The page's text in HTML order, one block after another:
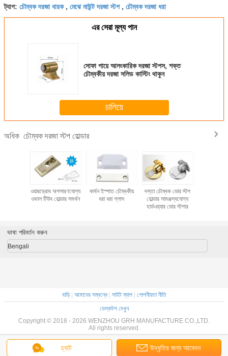
ট্যাগ: চৌম্বক দরজা ধারক, মেঝে মাউন্ট দরজা স্টপ, চৌম্বক দরজা ধরা
এর সেরা মূল্য পান
সোফা পায়ে আলংকারিক দরজা স্টপস, শক্ত
চৌম্বকীয় দরজা সলিড কাস্টিং থাকুন
চালিয়ে
অধিক চৌম্বক দরজা স্টপ হোল্ডার
ওয়ারড্রোব অপসারণযোগ্য
ওভাল টিউব হোল্ডার সমর্থন
কার্বন ইস্পাত চৌম্বকীয়
ধরা ধরা গ্লাস
দস্তা চৌম্বক ডোর স্টপ
হোল্ডার সামঞ্জস্যযোগ্য
হার্ডওয়্যার ডোর স্টপার
চ্যাট উদ্ধৃতির জন্য আবেদন
ভাষা পরিবর্তন করুন
Bengali
বাড়ি| আমাদের সম্বন্ধে| সাইট ম্যাপ| গোপনীয়তা নীতি
ডেস্কটপ দেখুন
Copyright © 2018 - 2026 WENZHOU GRH MANUFACTURE CO.,LTD.
All rights reserved.